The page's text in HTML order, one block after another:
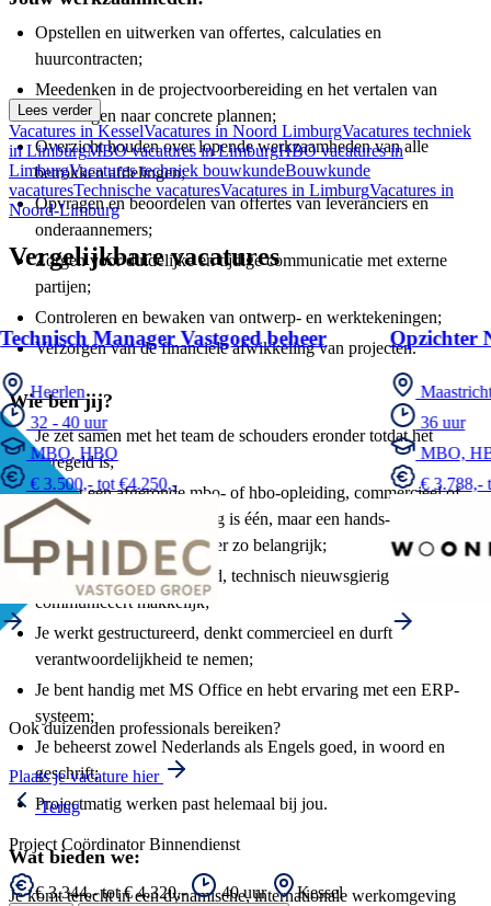
Opstellen en uitwerken van offertes, calculaties en
huurcontracten;
Meedenken in de projectvoorbereiding en het vertalen van
klantvragen naar concrete plannen;
Overzicht houden over lopende werkzaamheden van alle
betrokken afdelingen;
Opvragen en beoordelen van offertes van leveranciers en
onderaannemers;
Zorgen voor duidelijke en tijdige communicatie met externe
partijen;
Controleren en bewaken van ontwerp- en werktekeningen;
Verzorgen van de financiële afwikkeling van projecten.
Wie ben jij?
Je zet samen met het team de schouders eronder totdat het
geregeld is;
Je hebt een afgeronde mbo- of hbo-opleiding, commercieel of
bouwkundig; een opleiding is één, maar een hands-on
mentaliteit is voor ons zeker zo belangrijk;
Je bent goed georganiseerd, technisch nieuwsgierig en
communiceert makkelijk;
Je werkt gestructureerd, denkt commercieel en durft
verantwoordelijkheid te nemen;
Je bent handig met MS Office en hebt ervaring met een ERP-
systeem;
Je beheerst zowel Nederlands als Engels goed, in woord en
geschrift;
Projectmatig werken past helemaal bij jou.
Wat bieden we:
Je komt terecht in een dynamische, internationale werkomgeving
Lees verder
Vacatures in KesselVacatures in Noord LimburgVacatures techniek
in LimburgMBO vacatures in LimburgHBO vacatures in
LimburgVacatures techniek bouwkundeBouwkunde
vacaturesTechnische vacaturesVacatures in LimburgVacatures in
Noord-Limburg
Vergelijkbare vacatures
Technisch Manager Vastgoed beheer
Heerlen
32 - 40 uur
MBO, HBO
€ 3.500,- tot €4.250,-
Opzichter
36 uur
MBO,
€ 3.788,-
Ook duizenden professionals bereiken?
Plaats je vacature hier
Terug
Project Coördinator Binnendienst
€ 3.344,- tot € 4.320,- 40 uur Kessel